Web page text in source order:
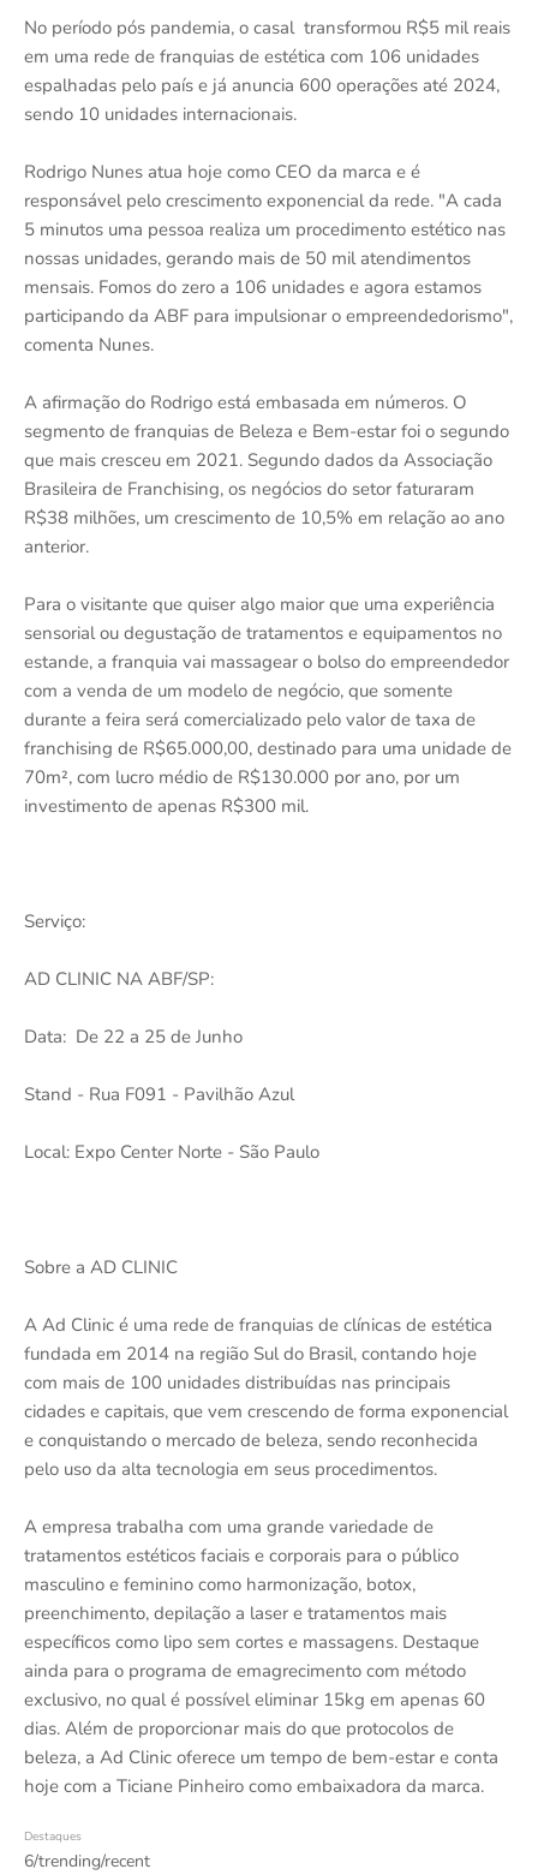
No período pós pandemia, o casal transformou R$5 mil reais
em uma rede de franquias de estética com 106 unidades
espalhadas pelo país e já anuncia 600 operações até 2024,
sendo 10 unidades internacionais.
Rodrigo Nunes atua hoje como CEO da marca e é
responsável pelo crescimento exponencial da rede. "A cada
5 minutos uma pessoa realiza um procedimento estético nas
nossas unidades, gerando mais de 50 mil atendimentos
mensais. Fomos do zero a 106 unidades e agora estamos
participando da ABF para impulsionar o empreendedorismo",
comenta Nunes.
A afirmação do Rodrigo está embasada em números. O
segmento de franquias de Beleza e Bem-estar foi o segundo
que mais cresceu em 2021. Segundo dados da Associação
Brasileira de Franchising, os negócios do setor faturaram
R$38 milhões, um crescimento de 10,5% em relação ao ano
anterior.
Para o visitante que quiser algo maior que uma experiência
sensorial ou degustação de tratamentos e equipamentos no
estande, a franquia vai massagear o bolso do empreendedor
com a venda de um modelo de negócio, que somente
durante a feira será comercializado pelo valor de taxa de
franchising de R$65.000,00, destinado para uma unidade de
70m², com lucro médio de R$130.000 por ano, por um
investimento de apenas R$300 mil.
Serviço:
AD CLINIC NA ABF/SP:
Data: De 22 a 25 de Junho
Stand - Rua F091 - Pavilhão Azul
Local: Expo Center Norte - São Paulo
Sobre a AD CLINIC
A Ad Clinic é uma rede de franquias de clínicas de estética
fundada em 2014 na região Sul do Brasil, contando hoje
com mais de 100 unidades distribuídas nas principais
cidades e capitais, que vem crescendo de forma exponencial
e conquistando o mercado de beleza, sendo reconhecida
pelo uso da alta tecnologia em seus procedimentos.
A empresa trabalha com uma grande variedade de
tratamentos estéticos faciais e corporais para o público
masculino e feminino como harmonização, botox,
preenchimento, depilação a laser e tratamentos mais
específicos como lipo sem cortes e massagens. Destaque
ainda para o programa de emagrecimento com método
exclusivo, no qual é possível eliminar 15kg em apenas 60
dias. Além de proporcionar mais do que protocolos de
beleza, a Ad Clinic oferece um tempo de bem-estar e conta
hoje com a Ticiane Pinheiro como embaixadora da marca.
Destaques
6/trending/recent